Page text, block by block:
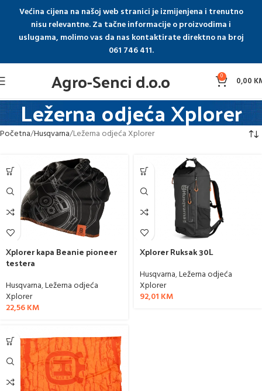
Većina cijena na našoj web stranici je izmijenjena i trenutno
nisu relevantne. Za tačne informacije o proizvodima i
uslugama, molimo vas da nas kontaktirate direktno na broj
061 746 411.
Agro-Senci d.o.o 0 0,00
Ležerna odjeća Xplorer
Početna Husqvarna Ležerna odjeća Xplorer
Xplorer kapa Beanie pioneer
testera
Husqvarna,Ležerna odjeća
Xplorer
22,56KM
Xplorer Ruksak 30L
Husqvarna,Ležerna odjeća
Xplorer
92,01 KM